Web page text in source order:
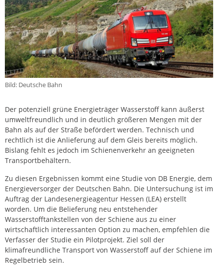
Bild: Deutsche Bahn
Der potenziell grüne Energieträger Wasserstoff kann äußerst
umweltfreundlich und in deutlich größeren Mengen mit der
Bahn als auf der Straße befördert werden. Technisch und
rechtlich ist die Anlieferung auf dem Gleis bereits möglich.
Bislang fehlt es jedoch im Schienenverkehr an geeigneten
Transportbehältern.
Zu diesen Ergebnissen kommt eine Studie von DB Energie, dem
Energieversorger der Deutschen Bahn. Die Untersuchung ist im
Auftrag der Landesenergieagentur Hessen (LEA) erstellt
worden. Um die Belieferung neu entstehender
Wasserstofftankstellen von der Schiene aus zu einer
wirtschaftlich interessanten Option zu machen, empfehlen die
Verfasser der Studie ein Pilotprojekt. Ziel soll der
klimafreundliche Transport von Wasserstoff auf der Schiene im
Regelbetrieb sein.